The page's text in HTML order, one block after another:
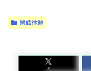
閑話休題
X